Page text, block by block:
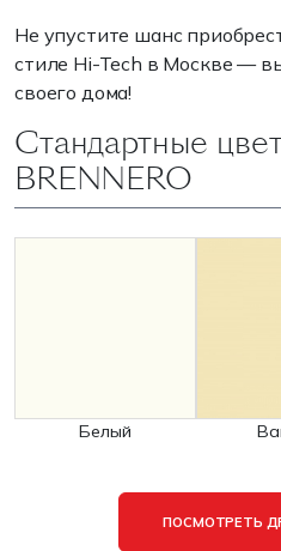
Не упустите шанс
стиле Hi-Tech в Москве —
своего дома!
Стандартные
BRENNERO
Белый
ПОСМОТРЕТЬ